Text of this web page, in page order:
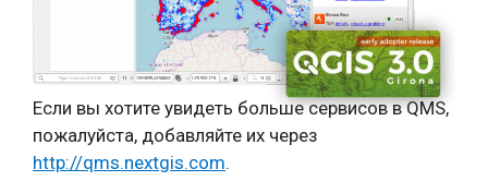
Если вы хотите увидеть больше сервисов в QMS,
пожалуйста, добавляйте их через
http://qms.nextgis.com.